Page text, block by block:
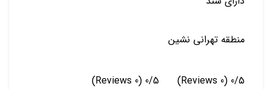
منطقه تهرانی نشین
0/5
(0 Reviews)
0/5
(0 Reviews)